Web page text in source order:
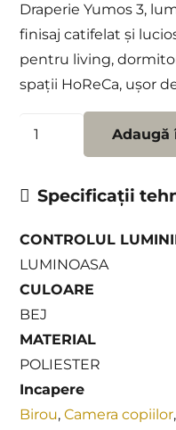
Draperie Yumos 3,
finisaj catifelat și
pentru living,
spații HoReCa, ușor
3
Adaugă
Specificații
CONTROLUL
LUMINOASA
CULOARE
BEJ
MATERIAL
POLIESTER
Incapere
Birou,Camera copiilor,